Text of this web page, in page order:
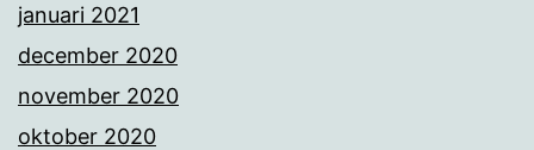
januari 2021
december 2020
november 2020
oktober 2020